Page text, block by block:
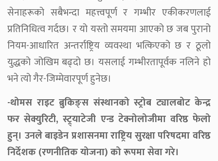
सेनाहरूको सबैभन्दा महत्त्वपूर्ण र गम्भीर एकीकरणलाई
प्रतिनिधित्व गर्दछ। र यो यस्तो समयमा आएको छ जब पुरानो
नियम-आधारित अन्तर्राष्ट्रिय व्यवस्था भत्किएको छ र ठूलो
युद्धको जोखिम बढ्दो छ। यसलाई गम्भीरतापूर्वक नलिने हो
भने त्यो गैर-जिम्मेवारपूर्ण हुनेछ।
-थोमस राइट ब्रुकिङ्स संस्थानको स्ट्रोब ट्यालबोट केन्द्र
फर सेक्युरिटी, स्ट्र्याटेजी एन्ड टेक्नोलोजीमा वरिष्ठ फेलो
हुन्। उनले बाइडेन प्रशासनमा राष्ट्रिय सुरक्षा परिषदमा वरिष्ठ
निर्देशक (रणनीतिक योजना) को रूपमा सेवा गरे।